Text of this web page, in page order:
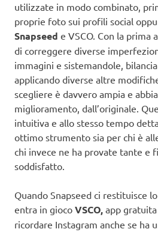
utilizzate in modo combinato,
proprie foto sui profili social
Snapseed e VSCO. Con la prima
di correggere diverse
immagini e sistemandole,
applicando diverse altre
scegliere è davvero ampia e
miglioramento, dall’originale.
intuitiva e allo stesso tempo
ottimo strumento sia per chi è
chi invece ne ha provate tante e
soddisfatto.
Quando Snapseed ci restituisce
entra in gioco VSCO, app
ricordare Instagram anche se ha